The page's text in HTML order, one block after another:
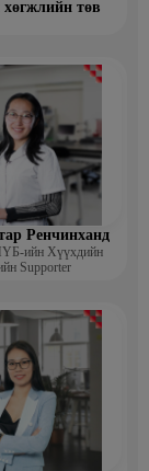
төв
Ренчинханд
ийн Хүүхдийн
Supporter